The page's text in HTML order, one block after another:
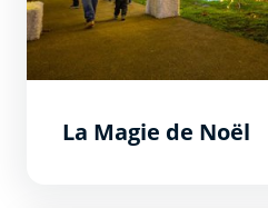
La Magie de Noël